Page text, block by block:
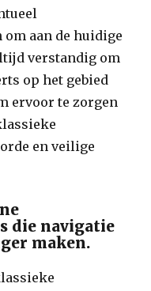
om aan de huidige
verstandig om
op het gebied
ervoor te zorgen
en veilige
die navigatie
maken.